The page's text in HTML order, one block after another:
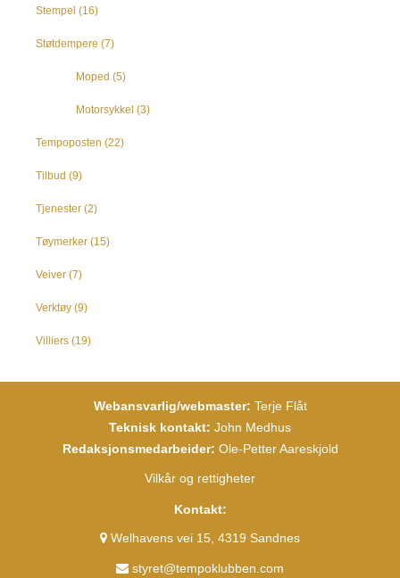
Stempel (16)
Støtdempere (7)
Moped (5)
Motorsykkel (3)
Tempoposten (22)
Tilbud (9)
Tjenester (2)
Tøymerker (15)
Veiver (7)
Verktøy (9)
Villiers (19)
Webansvarlig/webmaster: Terje Flåt
Teknisk kontakt: John Medhus
Redaksjonsmedarbeider: Ole-Petter Aareskjold
Vilkår og rettigheter
Kontakt:
Welhavens vei 15, 4319 Sandnes
styret@tempoklubben.com